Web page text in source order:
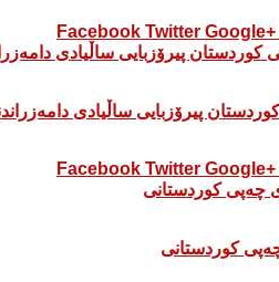
Facebook Twitter Google+
پیرۆزبایی ساڵیادی
Facebook Twitter Google+
کوردستانی